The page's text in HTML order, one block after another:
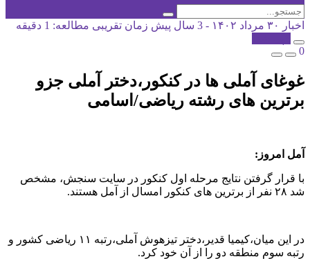
اخبار ۳۰ مرداد ۱۴۰۲ - 3 سال پیش
زمان تقریبی مطالعه: 1 دقیقه
0
غوغای آملی ها در کنکور،دختر آملی جزو
برترین های رشته ریاضی/اسامی
آمل امروز:
با قرار گرفتن نتایج مرحله اول کنکور در سایت سنجش، مشخص
شد ۲۸ نفر از برترین های کنکور امسال از آمل هستند.
در این میان،کیمیا قدیر،دختر تیزهوش آملی،رتبه ۱۱ ریاضی کشور و
رتبه سوم منطقه دو را از آن خود کرد.